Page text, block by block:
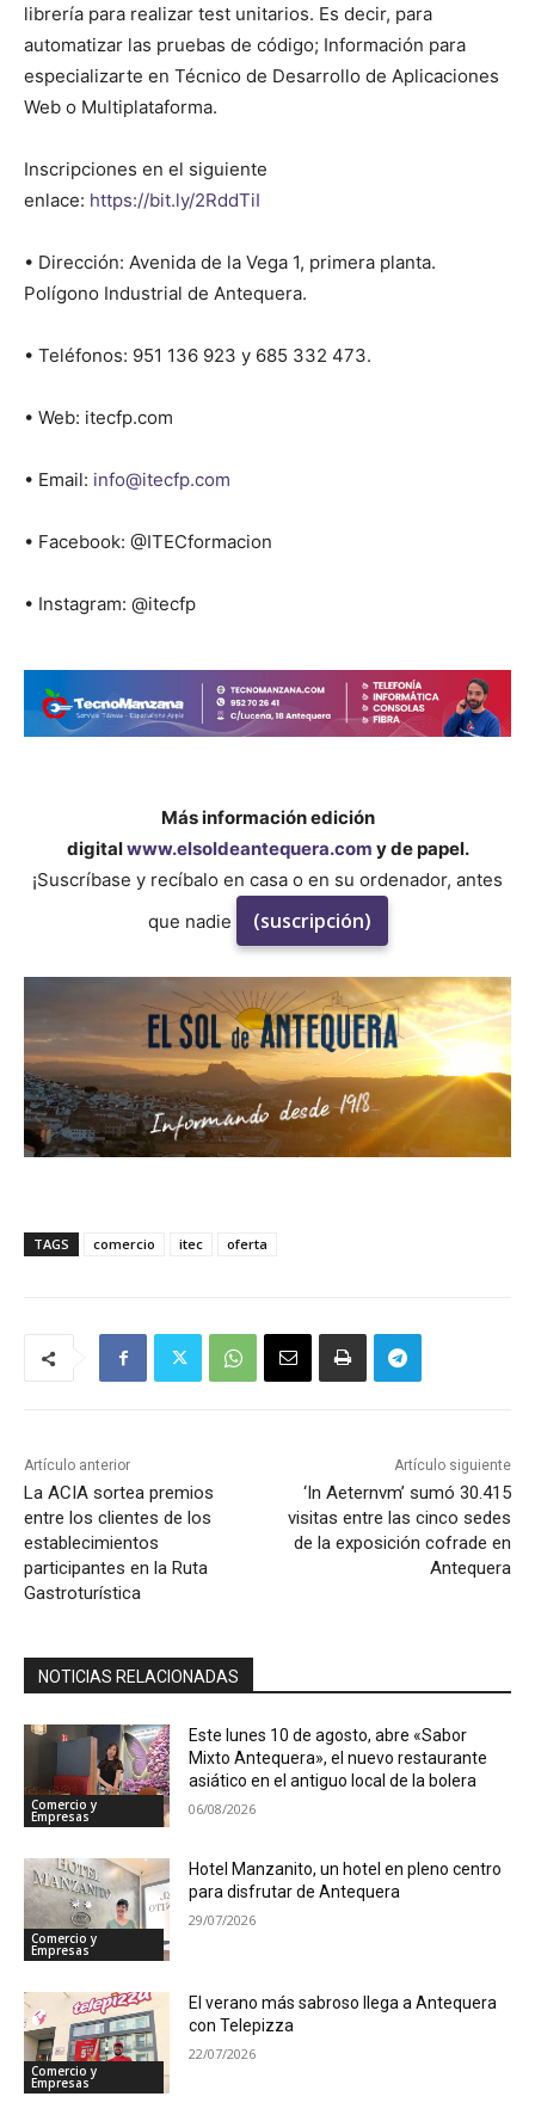
librería para realizar test unitarios. Es decir, para
automatizar las pruebas de código; Información para
especializarte en Técnico de Desarrollo de Aplicaciones
Web o Multiplataforma.
Inscripciones en el siguiente
enlace: https://bit.ly/2RddTiI
• Dirección: Avenida de la Vega 1, primera planta.
Polígono Industrial de Antequera.
• Teléfonos: 951 136 923 y 685 332 473.
• Web: itecfp.com
• Email: info@itecfp.com
• Facebook: @ITECformacion
• Instagram: @itecfp
Más información edición
digitalwww.elsoldeantequera.com y de papel.
¡Suscríbase y recíbalo en casa o en su ordenador, antes
que nadie
(suscripción)
TAGS comercio itec oferta
Artículo anterior
La ACIA sortea premios
entre los clientes de los
establecimientos
participantes en la Ruta
Gastroturística
Artículo siguiente
‘In Aeternvm’ sumó 30.415
visitas entre las cinco sedes
de la exposición cofrade en
Antequera
NOTICIAS RELACIONADAS
Comercio y
Empresas
Este lunes 10 de agosto, abre «Sabor
Mixto Antequera», el nuevo restaurante
asiático en el antiguo local de la bolera
06/08/2026
Comercio y
Empresas
Hotel Manzanito, un hotel en pleno centro
para disfrutar de Antequera
29/07/2026
Comercio y
Empresas
El verano más sabroso llega a Antequera
con Telepizza
22/07/2026